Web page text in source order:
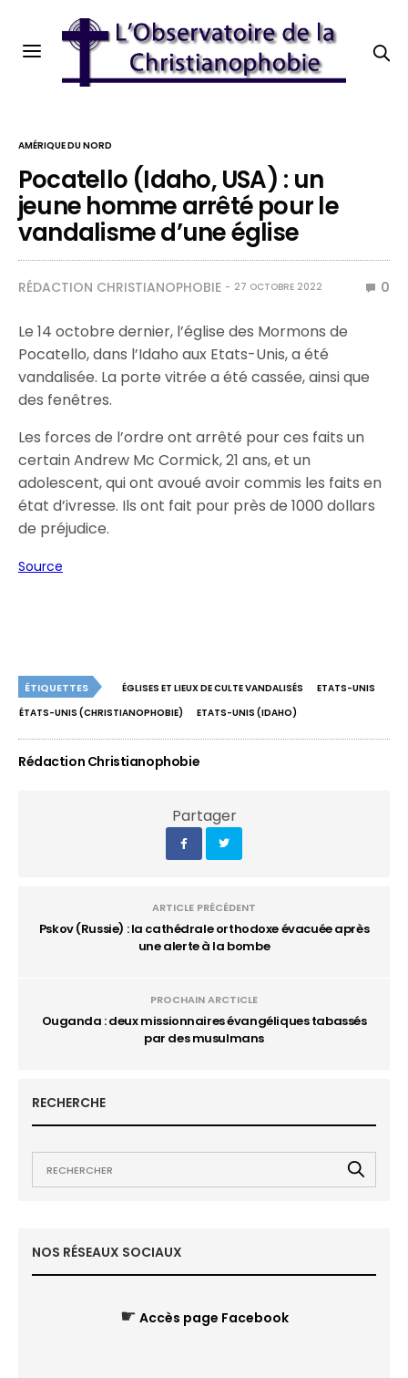
AMÉRIQUE DU NORD
Pocatello (Idaho, USA) : un
jeune homme arrêté pour le
vandalisme d’une église
RÉDACTION CHRISTIANOPHOBIE 27 OCTOBRE 2022 0
Le 14 octobre dernier, l’église des Mormons de
Pocatello, dans l’Idaho aux Etats-Unis, a été
vandalisée. La porte vitrée a été cassée, ainsi que
des fenêtres.
Les forces de l’ordre ont arrêté pour ces faits un
certain Andrew Mc Cormick, 21 ans, et un
adolescent, qui ont avoué avoir commis les faits en
état d’ivresse. Ils ont fait pour près de 1000 dollars
de préjudice.
Source
ÉTIQUETTES ÉGLISES ET LIEUX DE CULTE VANDALISÉS
ETATS-UNIS
ÉTATS-UNIS (CHRISTIANOPHOBIE)
ETATS-UNIS (IDAHO)
Rédaction Christianophobie
Partager
ARTICLE PRÉCÉDENT
Pskov (Russie) : la cathédrale orthodoxe évacuée après
une alerte à la bombe
PROCHAIN ARCTICLE
Ouganda : deux missionnaires évangéliques tabassés
par des musulmans
RECHERCHE
NOS RÉSEAUX SOCIAUX
☛ Accès page Facebook